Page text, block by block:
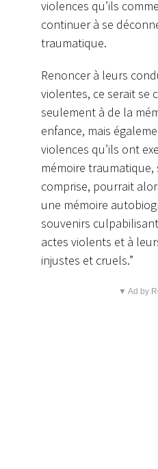
violences qu’ils
continuer à se
traumatique.
Renoncer à leurs
violentes, ce serait se
seulement à de la
enfance, mais
violences qu’ils ont
mémoire
comprise, pourrait
une mémoire
souvenirs
actes violents et à
injustes et cruels.”
▼ Ad by